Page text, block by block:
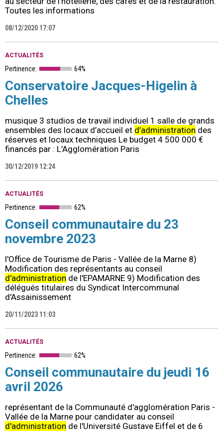
Toutes les informations
08/12/2020 17:07
ACTUALITÉS
Pertinence: 64%
Conservatoire Jacques-Higelin à
Chelles
musique 3 studios de travail individuel 1 salle de grands
ensembles des locaux d’accueil et d’administration des
réserves et locaux techniques Le budget 4 500 000 €
financés par : L’Agglomération Paris
30/12/2019 12:24
ACTUALITÉS
Pertinence: 62%
Conseil communautaire du 23
novembre 2023
l'Office de Tourisme de Paris - Vallée de la Marne 8)
Modification des représentants au conseil
d'administration de l'EPAMARNE 9) Modification des
délégués titulaires du Syndicat Intercommunal
d'Assainissement
20/11/2023 11:03
ACTUALITÉS
Pertinence: 62%
Conseil communautaire du jeudi 16
avril 2026
représentant de la Communauté d'agglomération Paris -
Vallée de la Marne pour candidater au conseil
d'administration de l'Université Gustave Eiffel et de 6